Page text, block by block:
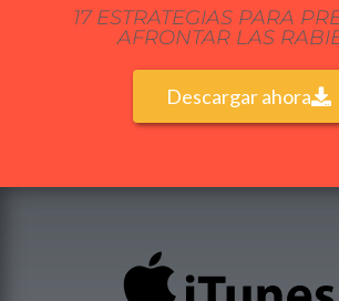
17 ESTRATEGIAS PARA
AFRONTAR LAS
Descargar ahora